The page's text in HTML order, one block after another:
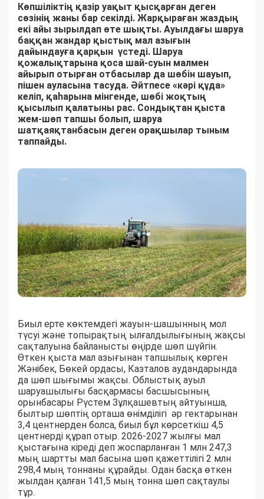
Көпшіліктің қазір уақыт қысқарған деген
сөзінің жаны бар секілді. Жарқыраған жаздың
екі айы зырылдап өте шықты. Ауылдағы шаруа
баққан жандар қыстық мал азығын
дайындауға қарқын үстеді. Шаруа
қожалықтарына қоса шай-суын малмен
айырып отырған отбасылар да шөбін шауып,
пішен ауласына тасуда. Әйтпесе «кәрі құда»
келіп, қаһарына мінгенде, шөбі жоқтың
қысылып қалатыны рас. Сондықтан қыста
жем-шөп тапшы болып, шаруа
шатқаяқтанбасын деген орақшылар тыным
таппайды.
Биыл ерте көктемдегі жауын-шашынның мол
түсуі және топырақтың ылғалдылығының жақсы
сақталуына байланысты өңірде шөп шүйгін.
Өткен қыста мал азығынан тапшылық көрген
Жәнібек, Бөкей ордасы, Казталов аудандарында
да шөп шығымы жақсы. Облыстық ауыл
шаруашылығы басқармасы басшысының
орынбасары Рүстем Зұлқашевтың айтуынша,
былтыр шөптің орташа өнімділігі әр гектарынан
3,4 центнерден болса, биыл бұл көрсеткіш 4,5
центнерді құрап отыр. 2026-2027 жылғы мал
қыстағына кіреді деп жоспарланған 1 млн 247,3
мың шартты мал басына шөп қажеттілігі 2 млн
298,4 мың тоннаны құрайды. Одан басқа өткен
жылдан қалған 141,5 мың тонна шөп сақтаулы
тұр.